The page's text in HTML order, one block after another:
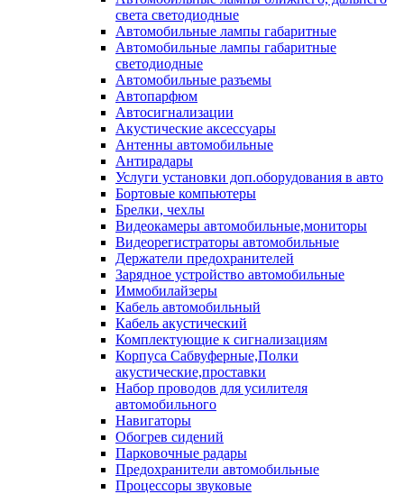
света светодиодные
Автомобильные лампы габаритные
Автомобильные лампы габаритные
светодиодные
Автомобильные разъемы
Автопарфюм
Автосигнализации
Акустические аксессуары
Антенны автомобильные
Антирадары
Услуги установки доп.оборудования в авто
Бортовые компьютеры
Брелки, чехлы
Видеокамеры автомобильные,мониторы
Видеорегистраторы автомобильные
Держатели предохранителей
Зарядное устройство автомобильные
Иммобилайзеры
Кабель автомобильный
Кабель акустический
Комплектующие к сигнализациям
Корпуса Сабвуферные,Полки
акустические,проставки
Набор проводов для усилителя
автомобильного
Навигаторы
Обогрев сидений
Парковочные радары
Предохранители автомобильные
Процессоры звуковые